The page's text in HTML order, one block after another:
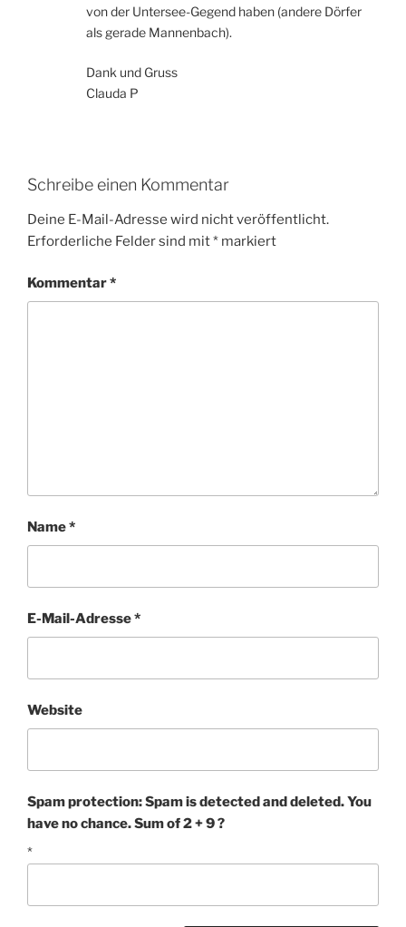
von der Untersee-Gegend haben (andere Dörfer
als gerade Mannenbach).
Dank und Gruss
Clauda P
Schreibe einen Kommentar
Deine E-Mail-Adresse wird nicht veröffentlicht.
Erforderliche Felder sind mit* markiert
Kommentar*
Name*
E-Mail-Adresse*
Website
Spam protection: Spam is detected and deleted. You
have no chance. Sum of 2 + 9 ?
*